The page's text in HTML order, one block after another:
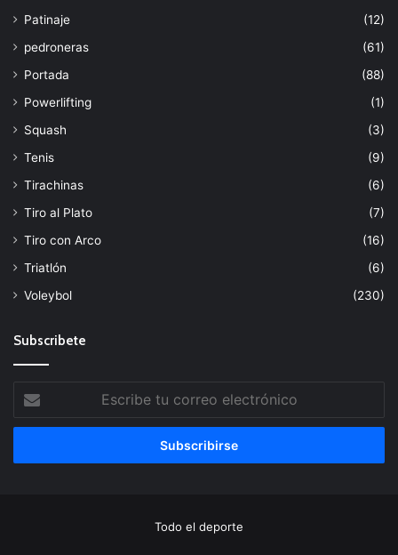
Patinaje
(12)
pedroneras
(61)
Portada
(88)
Powerlifting
(1)
Squash
(3)
Tenis
(9)
Tirachinas
(6)
Tiro al Plato
(7)
Tiro con Arco
(16)
Triatlón
(6)
Voleybol
(230)
Subscribete
tu
correo
Todo el deporte